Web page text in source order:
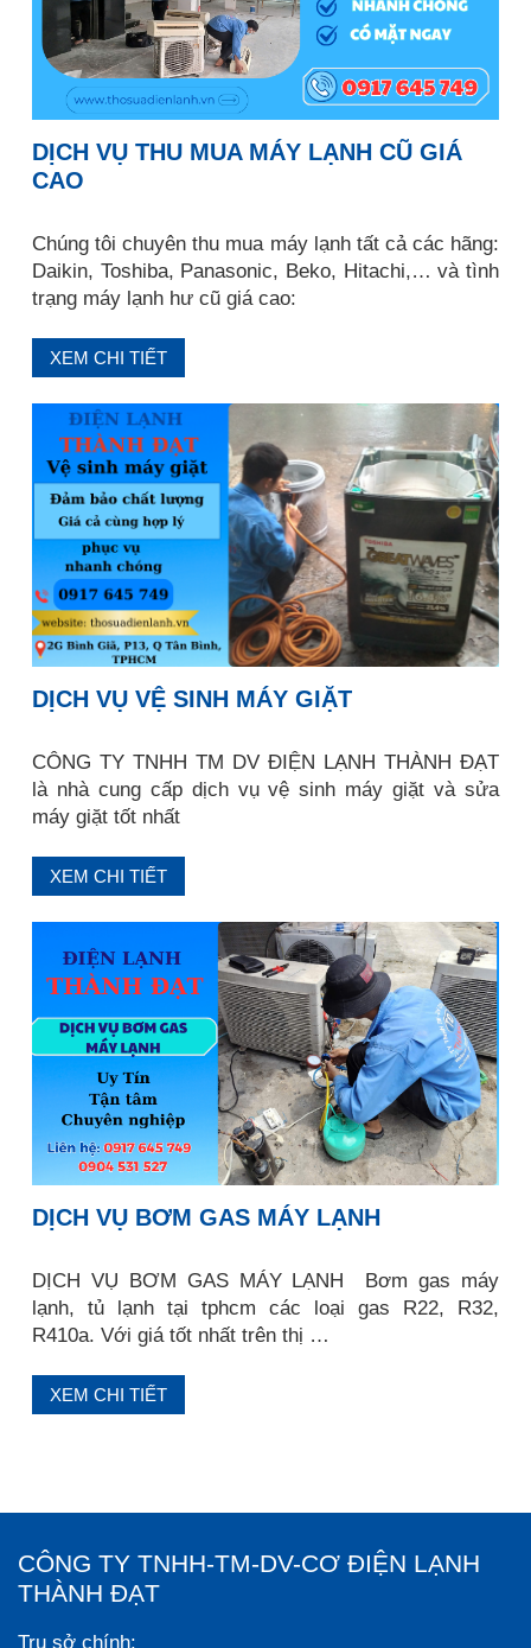
DỊCH VỤ THU MUA MÁY LẠNH CŨ GIÁ
CAO
Chúng tôi chuyên thu mua máy lạnh tất cả các hãng:
Daikin, Toshiba, Panasonic, Beko, Hitachi,… và tình
trạng máy lạnh hư cũ giá cao:
XEM CHI TIẾT
DỊCH VỤ VỆ SINH MÁY GIẶT
CÔNG TY TNHH TM DV ĐIỆN LẠNH THÀNH ĐẠT
là nhà cung cấp dịch vụ vệ sinh máy giặt và sửa
máy giặt tốt nhất
XEM CHI TIẾT
DỊCH VỤ BƠM GAS MÁY LẠNH
DỊCH VỤ BƠM GAS MÁY LẠNH Bơm gas máy
lạnh, tủ lạnh tại tphcm các loại gas R22, R32,
R410a. Với giá tốt nhất trên thị …
XEM CHI TIẾT
CÔNG TY TNHH-TM-DV-CƠ ĐIỆN LẠNH
THÀNH ĐẠT
Trụ sở chính: